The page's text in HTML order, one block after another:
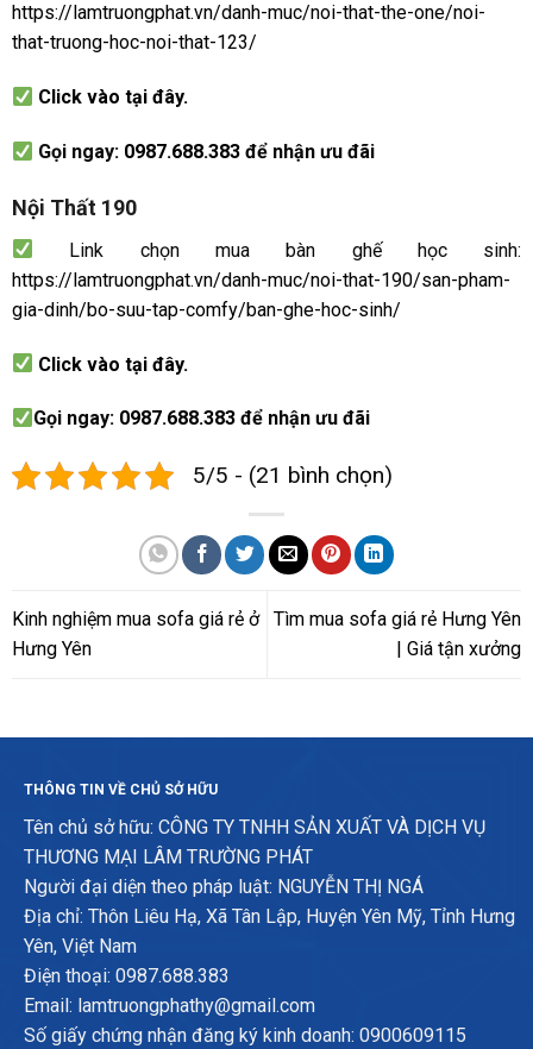
https://lamtruongphat.vn/danh-muc/noi-that-the-one/noi-
that-truong-hoc-noi-that-123/
Click vào tại đây.
Gọi ngay: 0987.688.383 để nhận ưu đãi
Nội Thất 190
Link chọn mua bàn ghế học sinh:
https://lamtruongphat.vn/danh-muc/noi-that-190/san-pham-
gia-dinh/bo-suu-tap-comfy/ban-ghe-hoc-sinh/
Click vào tại đây.
Gọi ngay: 0987.688.383 để nhận ưu đãi
5/5 - (21 bình chọn)
Kinh nghiệm mua sofa giá rẻ ở
Hưng Yên
Tìm mua sofa giá rẻ Hưng Yên
| Giá tận xưởng
THÔNG TIN VỀ CHỦ SỞ HỮU
Tên chủ sở hữu: CÔNG TY TNHH SẢN XUẤT VÀ DỊCH VỤ
THƯƠNG MẠI LÂM TRƯỜNG PHÁT
Người đại diện theo pháp luật: NGUYỄN THỊ NGÁ
Địa chỉ: Thôn Liêu Hạ, Xã Tân Lập, Huyện Yên Mỹ, Tỉnh Hưng
Yên, Việt Nam
Điện thoại: 0987.688.383
Email: lamtruongphathy@gmail.com
Số giấy chứng nhận đăng ký kinh doanh: 0900609115